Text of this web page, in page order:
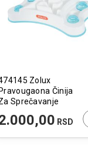
U KORPU
Zolux
Činija
Sprečavanje
RSD